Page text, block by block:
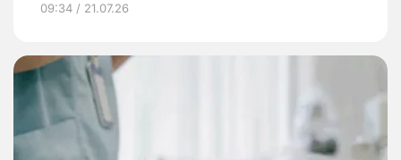
09:34 / 21.07.26